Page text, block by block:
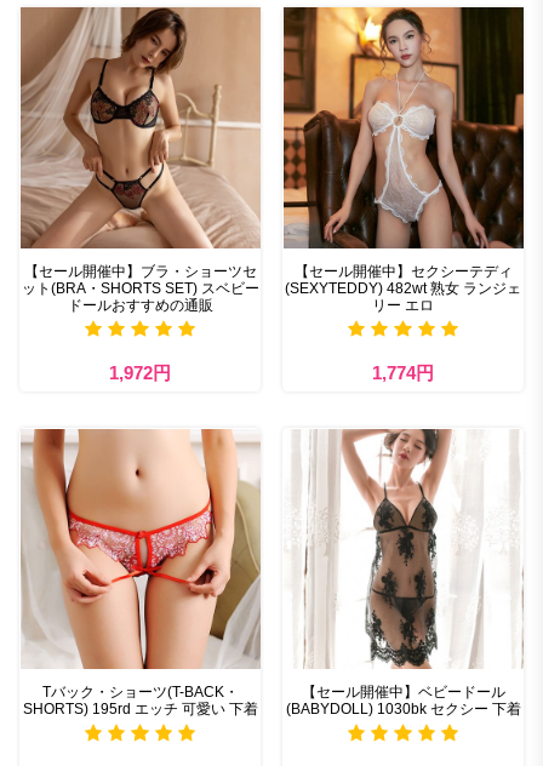
【セール開催中】ブラ・ショーツセ
ット(BRA・SHORTS SET) スベビー
ドールおすすめの通販
1,972円
【セール開催中】セクシーテディ
(SEXYTEDDY) 482wt 熟女 ランジェ
リー エロ
1,774円
Tバック・ショーツ(T-BACK・
SHORTS) 195rd エッチ 可愛い 下着
【セール開催中】ベビードール
(BABYDOLL) 1030bk セクシー 下着